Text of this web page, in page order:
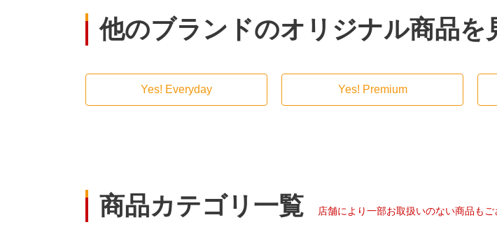
他のブランドのオリジナル商品を
Yes! Everyday Yes! Premium
商品カテゴリ一覧 店舗により一部お取扱いのない商品もご